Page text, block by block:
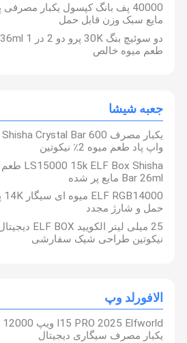
مایع سبک وزن قابل حمل
طعم میوه خالص
جعبه شيشا
واپ پاد طعم میوه 2٪ نیکوتین
Bar 26ml مایع پر شده
حمل و شارژ مجدد
نیکوتین طراحی شیک سفارشی
الافورلد وپ
یکبار مصرف سیگاری دیجیتال